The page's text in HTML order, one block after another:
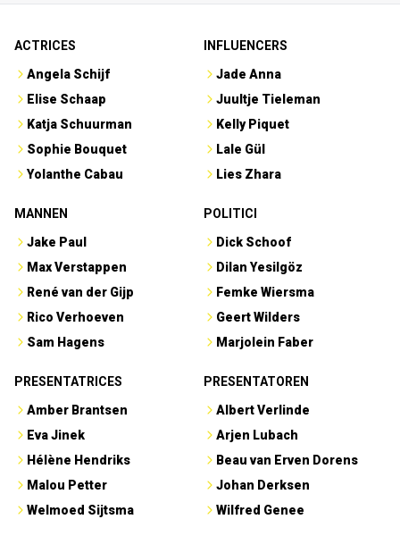
ACTRICES
Angela Schijf
Elise Schaap
Katja Schuurman
Sophie Bouquet
Yolanthe Cabau
INFLUENCERS
Jade Anna
Juultje Tieleman
Kelly Piquet
Lale Gül
Lies Zhara
MANNEN
Jake Paul
Max Verstappen
René van der Gijp
Rico Verhoeven
Sam Hagens
POLITICI
Dick Schoof
Dilan Yesilgöz
Femke Wiersma
Geert Wilders
Marjolein Faber
PRESENTATRICES
Amber Brantsen
Eva Jinek
Hélène Hendriks
Malou Petter
Welmoed Sijtsma
PRESENTATOREN
Albert Verlinde
Arjen Lubach
Beau van Erven Dorens
Johan Derksen
Wilfred Genee